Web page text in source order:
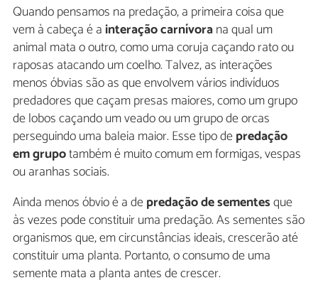
Quando pensamos na predação, a primeira coisa que
vem à cabeça é a interação carnívorana qual um
animal mata o outro, como uma coruja caçando rato ou
raposas atacando um coelho. Talvez, as interações
menos óbvias são as que envolvem vários indivíduos
predadores que caçam presas maiores, como um grupo
de lobos caçando um veado ou um grupo de orcas
perseguindo uma baleia maior. Esse tipo depredação
em grupotambém é muito comum em formigas, vespas
ou aranhas sociais.
Ainda menos óbvio é a depredação de sementesque
às vezes pode constituir uma predação. As sementes são
organismos que, em circunstâncias ideais, crescerão até
constituir uma planta. Portanto, o consumo de uma
semente mata a planta antes de crescer.